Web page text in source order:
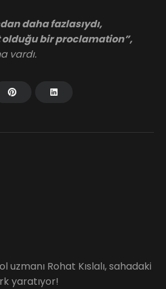
uzmanı Rohat Kıslalı, sahadaki
yaratıyor!
daha fazlasıydı,
olduğu bir proclamation”,
vardı.